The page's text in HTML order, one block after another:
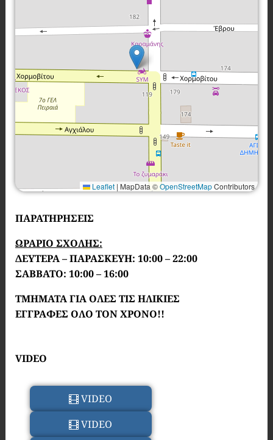
Leaflet | MapData ©OpenStreetMapContributors
ΠΑΡΑΤΗΡΗΣΕΙΣ
ΩΡΑΡΙΟ ΣΧΟΛΗΣ:
ΔΕΥΤΕΡΑ – ΠΑΡΑΣΚΕΥΗ: 10:00 – 22:00
ΣΑΒΒΑΤΟ: 10:00 – 16:00
ΤΜΗΜΑΤΑ ΓΙΑ ΟΛΕΣ ΤΙΣ ΗΛΙΚΙΕΣ
ΕΓΓΡΑΦΕΣ ΟΛΟ ΤΟΝ ΧΡΟΝΟ!!
VIDEO
VIDEO
VIDEO